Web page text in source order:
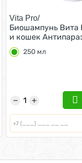
Vita Pro/
Биошампунь Вита
и кошек
Универсальный с
и эвкалипта 250
250 мл
+
−